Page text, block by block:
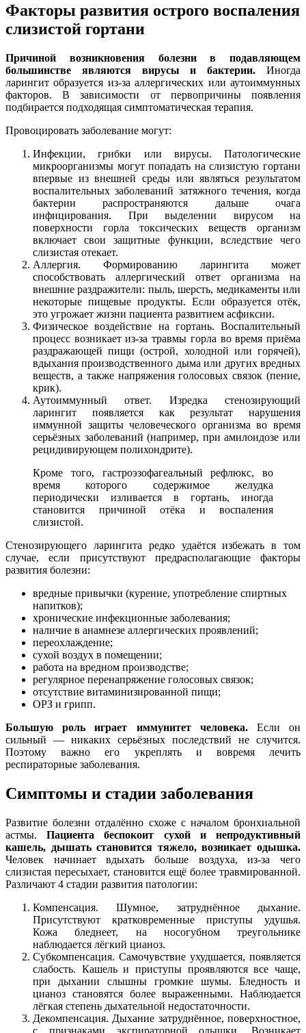
Факторы развития острого воспаления
слизистой гортани
Причиной возникновения болезни в подавляющем
большинстве являются вирусы и бактерии. Иногда
ларингит образуется из-за аллергических или аутоиммунных
факторов. В зависимости от первопричины появления
подбирается подходящая симптоматическая терапия.
Провоцировать заболевание могут:
Инфекции, грибки или вирусы. Патологические
микроорганизмы могут попадать на слизистую гортани
впервые из внешней среды или являться результатом
воспалительных заболеваний затяжного течения, когда
бактерии распространяются дальше очага
инфицирования. При выделении вирусом на
поверхности горла токсических веществ организм
включает свои защитные функции, вследствие чего
слизистая отекает.
Аллергия. Формированию ларингита может
способствовать аллергический ответ организма на
внешние раздражители: пыль, шерсть, медикаменты или
некоторые пищевые продукты. Если образуется отёк,
это угрожает жизни пациента развитием асфиксии.
Физическое воздействие на гортань. Воспалительный
процесс возникает из-за травмы горла во время приёма
раздражающей пищи (острой, холодной или горячей),
вдыхания производственного дыма или других вредных
веществ, а также напряжения голосовых связок (пение,
крик).
Аутоиммунный ответ. Изредка стенозирующий
ларингит появляется как результат нарушения
иммунной защиты человеческого организма во время
серьёзных заболеваний (например, при амилоидозе или
рецидивирующем полихондрите).
Кроме того, гастроэзофагеальный рефлюкс, во
время которого содержимое желудка
периодически изливается в гортань, иногда
становится причиной отёка и воспаления
слизистой.
Стенозирующего ларингита редко удаётся избежать в том
случае, если присутствуют предрасполагающие факторы
развития болезни:
вредные привычки (курение, употребление спиртных
напитков);
хронические инфекционные заболевания;
наличие в анамнезе аллергических проявлений;
переохлаждение;
сухой воздух в помещении;
работа на вредном производстве;
регулярное перенапряжение голосовых связок;
отсутствие витаминизированной пищи;
ОРЗ и грипп.
Большую роль играет иммунитет человека.Если он
сильный — никаких серьёзных последствий не случится.
Поэтому важно его укреплять и вовремя лечить
респираторные заболевания.
Симптомы и стадии заболевания
Развитие болезни отдалённо схоже с началом бронхиальной
астмы.Пациента беспокоит сухой и непродуктивный
кашель, дышать становится тяжело, возникает одышка.
Человек начинает вдыхать больше воздуха, из-за чего
слизистая пересыхает, становится ещё более травмированной.
Различают 4 стадии развития патологии:
Компенсация. Шумное, затруднённое дыхание.
Присутствуют кратковременные приступы удушья.
Кожа бледнеет, на носогубном треугольнике
наблюдается лёгкий цианоз.
Субкомпенсация. Самочувствие ухудшается, появляется
слабость. Кашель и приступы проявляются все чаще,
при дыхании слышны громкие шумы. Бледность и
цианоз становятся более выраженными. Наблюдается
лёгкая степень дыхательной недостаточности.
Декомпенсация. Дыхание затруднённое, поверхностное,
с признаками экспираторной одышки. Возникает